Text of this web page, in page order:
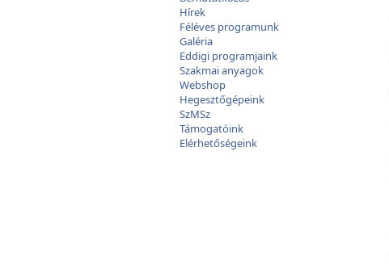
Hírek
Féléves programunk
Galéria
Eddigi programjaink
Szakmai anyagok
Webshop
Hegesztőgépeink
SzMSz
Támogatóink
Elérhetőségeink